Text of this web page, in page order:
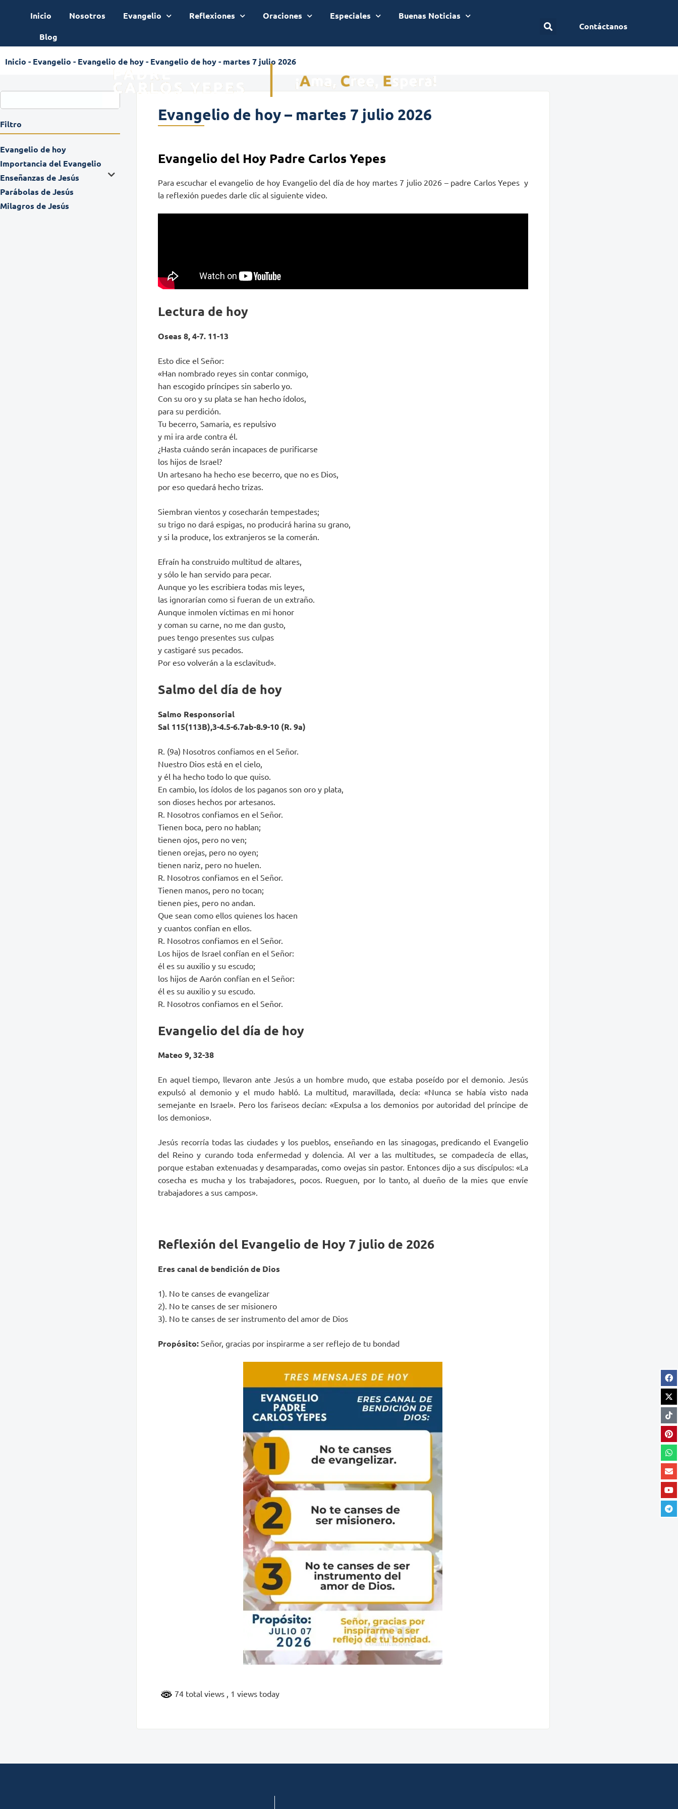
Inicio Nosotros Evangelio Reflexiones Oraciones Especiales
Buenas Noticias
Blog
Contáctanos
Inicio - Evangelio - Evangelio de hoy- Evangelio de hoy - martes 7 julio 2026
Filtro
Evangelio de hoy
Importancia del Evangelio
Enseñanzas de Jesús
Parábolas de Jesús
Milagros de Jesús
Evangelio de hoy – martes 7 julio 2026
Evangelio del Hoy Padre Carlos Yepes
Para escuchar el evangelio de hoy Evangelio del día de hoy martes 7 julio 2026 – padre Carlos Yepes y
la reflexión puedes darle clic al siguiente video.
Lectura de hoy
Oseas 8, 4-7. 11-13
Esto dice el Señor:
«Han nombrado reyes sin contar conmigo,
han escogido príncipes sin saberlo yo.
Con su oro y su plata se han hecho ídolos,
para su perdición.
Tu becerro, Samaria, es repulsivo
y mi ira arde contra él.
¿Hasta cuándo serán incapaces de purificarse
los hijos de Israel?
Un artesano ha hecho ese becerro, que no es Dios,
por eso quedará hecho trizas.
Siembran vientos y cosecharán tempestades;
su trigo no dará espigas, no producirá harina su grano,
y si la produce, los extranjeros se la comerán.
Efraín ha construido multitud de altares,
y sólo le han servido para pecar.
Aunque yo les escribiera todas mis leyes,
las ignorarían como si fueran de un extraño.
Aunque inmolen víctimas en mi honor
y coman su carne, no me dan gusto,
pues tengo presentes sus culpas
y castigaré sus pecados.
Por eso volverán a la esclavitud».
Salmo del día de hoy
Salmo Responsorial
Sal 115(113B),3-4.5-6.7ab-8.9-10 (R. 9a)
R. (9a) Nosotros confiamos en el Señor.
Nuestro Dios está en el cielo,
y él ha hecho todo lo que quiso.
En cambio, los ídolos de los paganos son oro y plata,
son dioses hechos por artesanos.
R. Nosotros confiamos en el Señor.
Tienen boca, pero no hablan;
tienen ojos, pero no ven;
tienen orejas, pero no oyen;
tienen nariz, pero no huelen.
R. Nosotros confiamos en el Señor.
Tienen manos, pero no tocan;
tienen pies, pero no andan.
Que sean como ellos quienes los hacen
y cuantos confían en ellos.
R. Nosotros confiamos en el Señor.
Los hijos de Israel confían en el Señor:
él es su auxilio y su escudo;
los hijos de Aarón confían en el Señor:
él es su auxilio y su escudo.
R. Nosotros confiamos en el Señor.
Evangelio del día de hoy
Mateo 9, 32-38
En aquel tiempo, llevaron ante Jesús a un hombre mudo, que estaba poseído por el demonio. Jesús
expulsó al demonio y el mudo habló. La multitud, maravillada, decía: «Nunca se había visto nada
semejante en Israel». Pero los fariseos decían: «Expulsa a los demonios por autoridad del príncipe de
los demonios».
Jesús recorría todas las ciudades y los pueblos, enseñando en las sinagogas, predicando el Evangelio
del Reino y curando toda enfermedad y dolencia. Al ver a las multitudes, se compadecía de ellas,
porque estaban extenuadas y desamparadas, como ovejas sin pastor. Entonces dijo a sus discípulos: «La
cosecha es mucha y los trabajadores, pocos. Rueguen, por lo tanto, al dueño de la mies que envíe
trabajadores a sus campos».
Reflexión del Evangelio de Hoy 7 julio de 2026
Eres canal de bendición de Dios
1). No te canses de evangelizar
2). No te canses de ser misionero
3). No te canses de ser instrumento del amor de Dios
Propósito: Señor, gracias por inspirarme a ser reflejo de tu bondad
74 total views , 1 views today